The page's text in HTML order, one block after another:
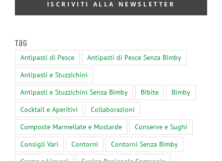
Tag
Antipasti di Pesce
Antipasti di Pesce Senza Bimby
Antipasti e Stuzzichini
Antipasti e Stuzzichini Senza Bimby
Bibite
Bimby
Cocktail e Aperitivi
Collaborazioni
Composte Marmellate e Mostarde
Conserve e Sughi
Consigli Vari
Contorni
Contorni Senza Bimby